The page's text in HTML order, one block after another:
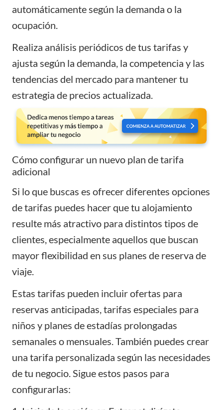
automáticamente según la demanda o la
ocupación.
Realiza análisis periódicos de tus tarifas y
ajusta según la demanda, la competencia y las
tendencias del mercado para mantener tu
estrategia de precios actualizada.
Cómo configurar un nuevo plan de tarifa
adicional
Si lo que buscas es ofrecer diferentes opciones
de tarifas puedes hacer que tu alojamiento
resulte más atractivo para distintos tipos de
clientes, especialmente aquellos que buscan
mayor flexibilidad en sus planes de reserva de
viaje.
Estas tarifas pueden incluir ofertas para
reservas anticipadas, tarifas especiales para
niños y planes de estadías prolongadas
semanales o mensuales. También puedes crear
una tarifa personalizada según las necesidades
de tu negocio. Sigue estos pasos para
configurarlas: